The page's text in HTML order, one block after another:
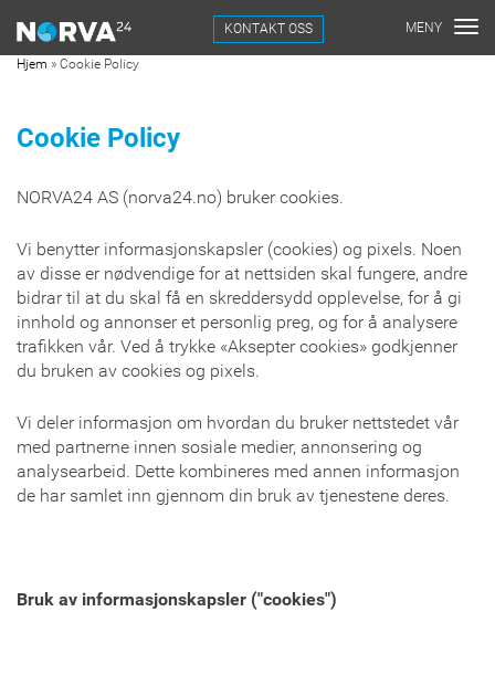
KONTAKT OSS
Hjem » Cookie Policy
Cookie Policy
NORVA24 AS (norva24.no) bruker cookies.
Vi benytter informasjonskapsler (cookies) og pixels. Noen
av disse er nødvendige for at nettsiden skal fungere, andre
bidrar til at du skal få en skreddersydd opplevelse, for å gi
innhold og annonser et personlig preg, og for å analysere
trafikken vår. Ved å trykke «Aksepter cookies» godkjenner
du bruken av cookies og pixels.
Vi deler informasjon om hvordan du bruker nettstedet vår
med partnerne innen sosiale medier, annonsering og
analysearbeid. Dette kombineres med annen informasjon
de har samlet inn gjennom din bruk av tjenestene deres.
Bruk av informasjonskapsler ("cookies")